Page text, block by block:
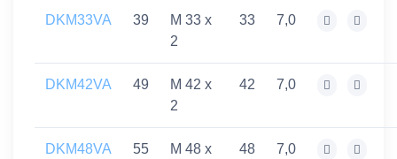
DKM33VA 39
M 33 x
2
33 7,0
DKM42VA 49
M 42 x
2
42 7,0
DKM48VA 55
M 48 x
48 7,0